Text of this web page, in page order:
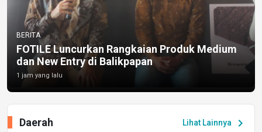
BERITA
FOTILE Luncurkan Rangkaian Produk Medium
dan New Entry di Balikpapan
1 jam yang lalu
Lihat Lainnya chevron_right
Daerah